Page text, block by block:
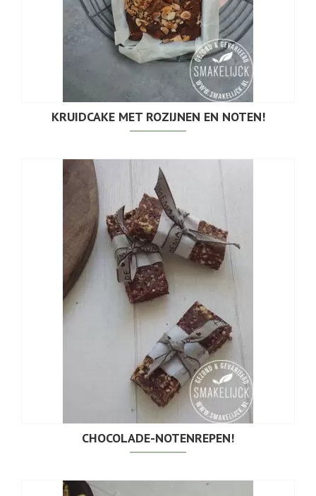
KRUIDCAKE MET ROZIJNEN EN NOTEN!
CHOCOLADE-NOTENREPEN!